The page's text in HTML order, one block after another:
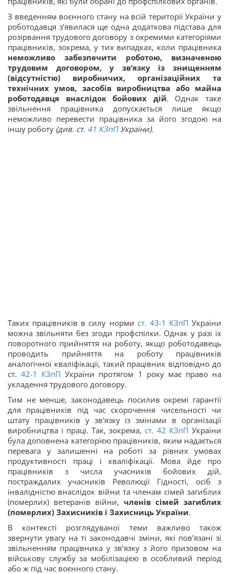
З введенням воєнного стану на всій території України у
роботодавця з’явилася ще одна додаткова підстава для
розірвання трудового договору з окремими категоріями
працівників, зокрема, у тих випадках, коли працівника
неможливо забезпечити роботою, визначеною
трудовим договором, у зв’язку із знищенням
(відсутністю) виробничих, організаційних та
технічних умов, засобів виробництва або майна
роботодавця внаслідок бойових дій. Однак таке
звільнення працівника допускається лише якщо
неможливо перевести працівника за його згодою на
іншу роботу (див. ст. 41 КЗпПУкраїни).
Таких працівників в силу норми ст. 43-1 КЗпП України
можна звільняти без згоди профспілки. Однак у разі їх
поворотного прийняття на роботу, якщо роботодавець
проводить прийняття на роботу працівників
аналогічної кваліфікації, такий працівник відповідно до
ст. 42-1 КЗпП України протягом 1 року має право на
укладення трудового договору.
Тим не менше, законодавець посилив окремі гарантії
для працівників під час скорочення чисельності чи
штату працівників у зв'язку із змінами в організації
виробництва і праці. Так, зокрема, ст. 42 КЗпП України
була доповнена категорією працівників, яким надається
перевага у залишенні на роботі за рівних умовах
продуктивності праці і кваліфікації. Мова йде про
працівників з числа учасників бойових дій,
постраждалих учасників Революції Гідності, осіб з
інвалідністю внаслідок війни та членам сімей загиблих
(померлих) ветеранів війни, членів сімей загиблих
(померлих) Захисників і Захисниць України.
В контексті розглядуваної теми важливо також
звернути увагу на ті законодавчі зміни, які пов’язані зі
звільненням працівника у зв’язку з його призовом на
військову службу за мобілізацією в особливий період
або ж під час воєнного стану.